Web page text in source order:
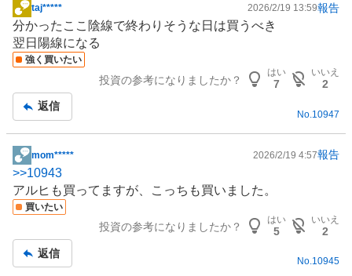
掲
示
板
記
taj***** 2026/2/19 13:59報告
分かったここ陰線で終わりそうな日は買うべき
翌日陽線になる
強く買いたい
投資の参考になりましたか？
はい
7
いいえ
2
返信
No. 10947
掲
示
板
記
mom***** 2026/2/19 4:57報告
>>10943
アルヒも買ってますが、こっちも買いました。
買いたい
投資の参考になりましたか？
はい
5
いいえ
2
返信
No.10945